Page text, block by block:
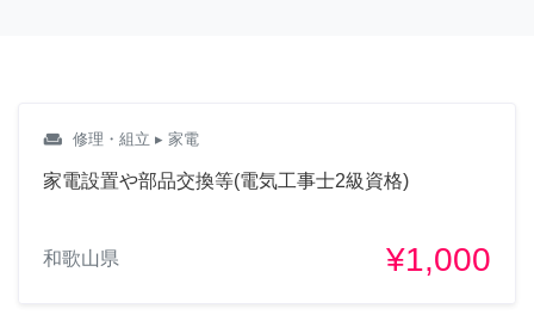
weekend 修理・組立 ▸ 家電
家電設置や部品交換等(電気工事士2級資格)
和歌山県 ¥1,000